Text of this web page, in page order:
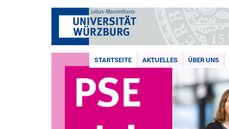
STARTSEITE AKTUELLES ÜBER UNS